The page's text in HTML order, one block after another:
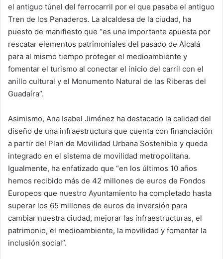
el antiguo túnel del ferrocarril por el que pasaba el antiguo
Tren de los Panaderos. La alcaldesa de la ciudad, ha
puesto de manifiesto que “es una importante apuesta por
rescatar elementos patrimoniales del pasado de Alcalá
para al mismo tiempo proteger el medioambiente y
fomentar el turismo al conectar el inicio del carril con el
anillo cultural y el Monumento Natural de las Riberas del
Guadaíra”.
Asimismo, Ana Isabel Jiménez ha destacado la calidad del
diseño de una infraestructura que cuenta con financiación
a partir del Plan de Movilidad Urbana Sostenible y queda
integrado en el sistema de movilidad metropolitana.
Igualmente, ha enfatizado que “en los últimos 10 años
hemos recibido más de 42 millones de euros de Fondos
Europeos que nuestro Ayuntamiento ha completado hasta
superar los 65 millones de euros de inversión para
cambiar nuestra ciudad, mejorar las infraestructuras, el
patrimonio, el medioambiente, la movilidad y fomentar la
inclusión social”.